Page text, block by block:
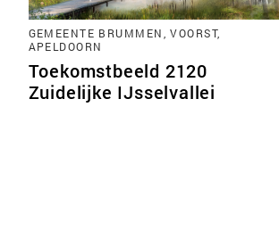
GEMEENTE BRUMMEN, VOORST,
APELDOORN
Toekomstbeeld 2120
Zuidelijke IJsselvallei